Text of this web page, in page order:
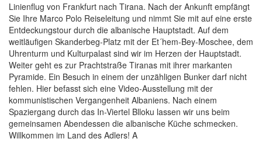
Linienflug von Frankfurt nach Tirana. Nach der Ankunft empfängt
Sie Ihre Marco Polo Reiseleitung und nimmt Sie mit auf eine erste
Entdeckungstour durch die albanische Hauptstadt. Auf dem
weitläufigen Skanderbeg-Platz mit der Et´hem-Bey-Moschee, dem
Uhrenturm und Kulturpalast sind wir im Herzen der Hauptstadt.
Weiter geht es zur Prachtstraße Tiranas mit ihrer markanten
Pyramide. Ein Besuch in einem der unzähligen Bunker darf nicht
fehlen. Hier befasst sich eine Video-Ausstellung mit der
kommunistischen Vergangenheit Albaniens. Nach einem
Spaziergang durch das In-Viertel Blloku lassen wir uns beim
gemeinsamen Abendessen die albanische Küche schmecken.
Willkommen im Land des Adlers! A